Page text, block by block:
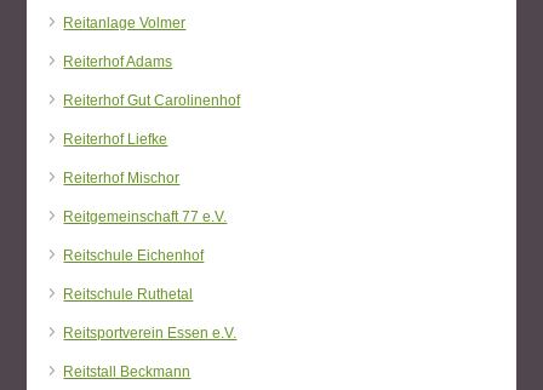
Reitanlage Volmer
Reiterhof Adams
Reiterhof Gut Carolinenhof
Reiterhof Liefke
Reiterhof Mischor
Reitgemeinschaft 77 e.V.
Reitschule Eichenhof
Reitschule Ruthetal
Reitsportverein Essen e.V.
Reitstall Beckmann